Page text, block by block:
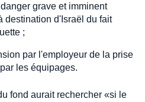
grave et imminent
destination d'Israël du fait
;
par l'employeur de la prise
les équipages.
fond aurait rechercher «si le